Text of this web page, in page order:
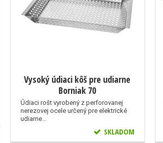
Vysoký údiaci kôš pre udiarne
Borniak 70
Údiaci rošt vyrobený z perforovanej
nerezovej ocele určený pre elektrické
udiarne...
SKLADOM